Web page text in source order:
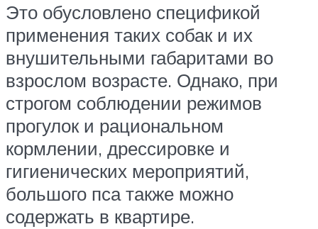
Это обусловлено спецификой
применения таких собак и их
внушительными габаритами во
взрослом возрасте. Однако, при
строгом соблюдении режимов
прогулок и рациональном
кормлении, дрессировке и
гигиенических мероприятий,
большого пса также можно
содержать в квартире.